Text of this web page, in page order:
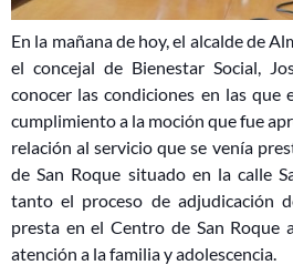
En la mañana de hoy, el alcalde de
el concejal de Bienestar Social,
conocer las condiciones en las que
cumplimiento a la moción que fue
relación al servicio que se venía
de San Roque situado en la calle
tanto el proceso de adjudicación
presta en el Centro de San Roque
atención a la familia y adolescencia.